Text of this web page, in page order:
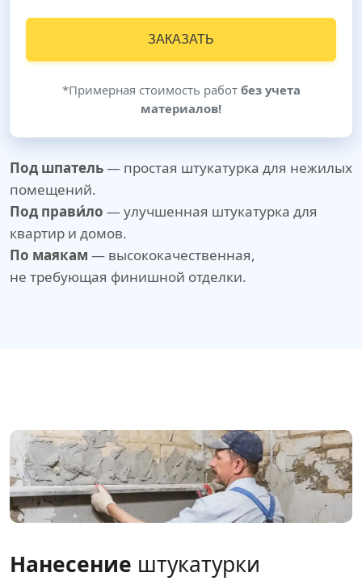
ЗАКАЗАТЬ
*Примерная стоимость работ без учета
материалов!
Под шпатель— простая штукатурка для нежилых
помещений.
Под прави́ло — улучшенная штукатурка для
квартир и домов.
По маякам — высококачественная,
не требующая финишной отделки.
Нанесение штукатурки